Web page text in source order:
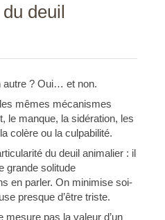
deuil
autre ? Oui… et non.
mêmes mécanismes
le manque, la sidération, les
colère ou la culpabilité.
du deuil animalier : il
grande solitude
en parler. On minimise soi-
presque d’être triste.
mesure pas la valeur d’un